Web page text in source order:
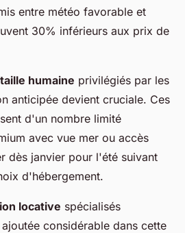
entre météo favorable et
30% inférieurs aux prix de
taille humaine privilégiés par les
anticipée devient cruciale. Ces
d'un nombre limité
avec vue mer ou accès
dès janvier pour l'été suivant
d'hébergement.
locative spécialisés
considérable dans cette